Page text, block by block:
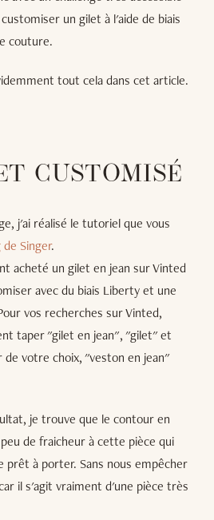
un gilet à l'aide de biais
couture.
tout cela dans cet article.
CUSTOMISÉ
j'ai réalisé le tutoriel que vous
de Singer.
acheté un gilet en jean sur Vinted
avec du biais Liberty et une
vos recherches sur Vinted,
taper "gilet en jean", "gilet" et
votre choix, "veston en jean"
je trouve que le contour en
de fraicheur à cette pièce qui
prêt à porter. Sans nous empêcher
il s'agit vraiment d'une pièce très